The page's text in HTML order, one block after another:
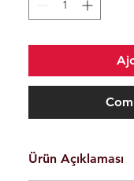
Ürün Açıklaması